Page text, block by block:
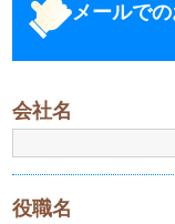
メールで
会社名
役職名